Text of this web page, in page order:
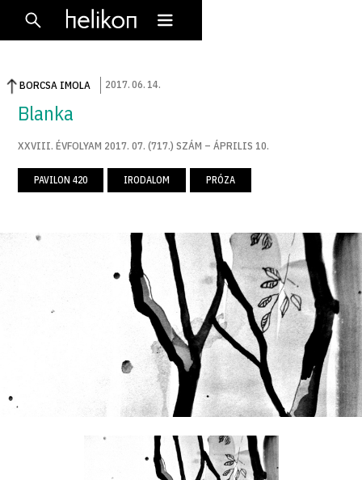
BORCSA IMOLA 2017.06. 14.
Blanka
XXVIII. ÉVFOLYAM 2017. 07. (717.) SZÁM – ÁPRILIS 10.
PAVILON 420 IRODALOM PRÓZA